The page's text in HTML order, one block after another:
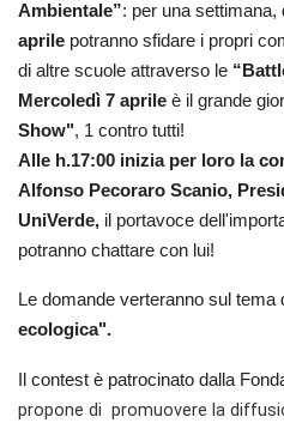
Ambientale”: per una settimana,
aprile potranno sfidare i propri
di altre scuole attraverso le
Mercoledì 7 aprile è il grande
Show", 1 contro tutti!
Alle h.17:00 inizia per loro la
Alfonso Pecoraro Scanio,
UniVerde, il portavoce
potranno chattare con lui!
Le domande verteranno sul tema
ecologica".
Il contest è patrocinato dalla
propone di  promuovere la